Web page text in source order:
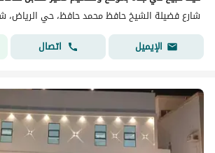
شارع فضيلة الشيخ حافظ محمد حافظ، حي الرياض،
الإيميل
اتصال